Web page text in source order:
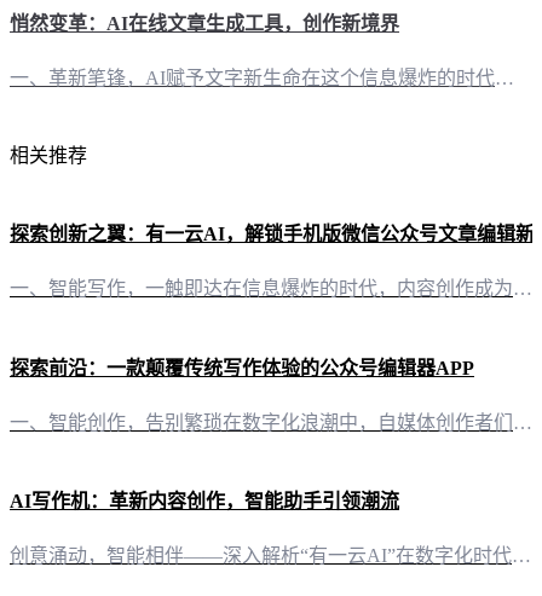
悄然变革：AI在线文章生成工具，创作新境界
一、革新笔锋，AI赋予文字新生命在这个信息爆炸的时代，内容创作已成为自媒体的核心竞争力。然而，面对日益增多的创作需求，如何高效产出高质量内容，成为创作者们亟待解决的问题。此时，“有一云AI”应运而生，以其卓越的AI智能写作+排版技术，为创作者们开辟了全新的创作天地。 二、排版美学，千款皮肤解锁创作灵感“有一云AI”在内容排版方面独具匠心，提供涵盖标题、内容、图文、分隔、引导等五大类的数千款装修皮
相关推荐
探索创新之翼：有一云AI，解锁手机版微信公众号文章编辑新
一、智能写作，一触即达在信息爆炸的时代，内容创作成为自媒体的核心竞争力。有一云AI，这款创新型AI智能写作+排版软件，为自媒体创作者带来了前所未有的便捷。它不仅能够自动化大部分创作需求，更是将AI技术服务推向了前沿。 二、排版之美，千款皮肤任君选择内容排版，是决定一篇图文文章是否吸引读者的关键。有一云AI在内容排版方面，提供了包含标题、内容、图文、分隔、引导五大类数千款装修皮肤，让您的文章在视觉
探索前沿：一款颠覆传统写作体验的公众号编辑器APP
一、智能创作，告别繁琐在数字化浪潮中，自媒体创作者们面临着日益增长的内容创作压力。有一云AI，作为一款创新型AI智能写作+排版软件，以其前沿的AI技术服务，为自媒体创作者们带来了一场写作革命。 二、排版之美，触手可及内容的美感往往决定着读者的第一印象。有一云AI在内容排版方面独具匠心，提供包含标题、内容、图文、分隔、引导五大类数千款装修皮肤，让每一篇文章都能焕发独特魅力。 三、跨平台创作，一触即
AI写作机：革新内容创作，智能助手引领潮流
创意涌动，智能相伴——深入解析“有一云AI”在数字化时代，内容创作已成为个人和企业展示自我、传递信息的重要途径。而“有一云AI”，作为一款创新型AI智能写作+排版软件，正是为了满足这一需求而诞生。它不仅将AI技术融入写作和排版，更以智能化、个性化的服务，为自媒体创作者带来前所未有的便捷体验。 灵活排版，千款皮肤任君挑选在内容排版方面，“有一云AI”提供了丰富多样的选择。数千款装修皮肤，涵盖标题、